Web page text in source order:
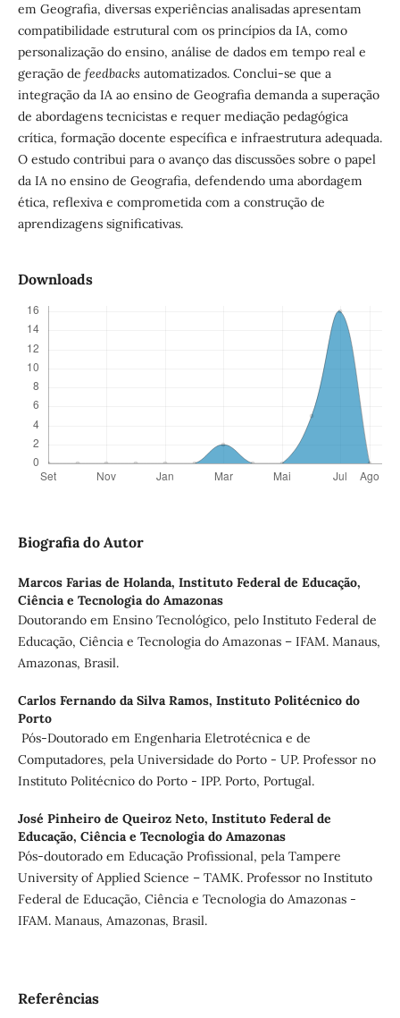
em Geografia, diversas experiências analisadas apresentam
compatibilidade estrutural com os princípios da IA, como
personalização do ensino, análise de dados em tempo real e
geração de feedbacksautomatizados. Conclui-se que a
integração da IA ao ensino de Geografia demanda a superação
de abordagens tecnicistas e requer mediação pedagógica
crítica, formação docente específica e infraestrutura adequada.
O estudo contribui para o avanço das discussões sobre o papel
da IA no ensino de Geografia, defendendo uma abordagem
ética, reflexiva e comprometida com a construção de
aprendizagens significativas.
Downloads
Biografia do Autor
Marcos Farias de Holanda, Instituto Federal de Educação,
Ciência e Tecnologia do Amazonas
Doutorando em Ensino Tecnológico, pelo Instituto Federal de
Educação, Ciência e Tecnologia do Amazonas – IFAM. Manaus,
Amazonas, Brasil.
Carlos Fernando da Silva Ramos, Instituto Politécnico do
Porto
Pós-Doutorado em Engenharia Eletrotécnica e de
Computadores, pela Universidade do Porto - UP. Professor no
Instituto Politécnico do Porto - IPP. Porto, Portugal.
José Pinheiro de Queiroz Neto, Instituto Federal de
Educação, Ciência e Tecnologia do Amazonas
Pós-doutorado em Educação Profissional, pela Tampere
University of Applied Science – TAMK. Professor no Instituto
Federal de Educação, Ciência e Tecnologia do Amazonas -
IFAM. Manaus, Amazonas, Brasil.
Referências